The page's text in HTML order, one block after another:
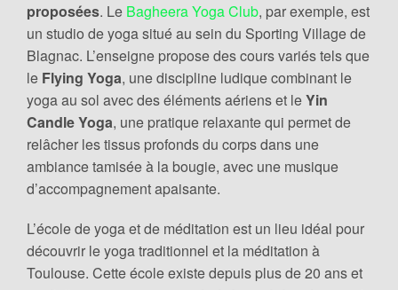
proposées. Le Bagheera Yoga Club, par exemple, est
un studio de yoga situé au sein du Sporting Village de
Blagnac. L’enseigne propose des cours variés tels que
le Flying Yoga, une discipline ludique combinant le
yoga au sol avec des éléments aériens et leYin
Candle Yoga, une pratique relaxante qui permet de
relâcher les tissus profonds du corps dans une
ambiance tamisée à la bougie, avec une musique
d’accompagnement apaisante.
L’école de yoga et de méditation est un lieu idéal pour
découvrir le yoga traditionnel et la méditation à
Toulouse. Cette école existe depuis plus de 20 ans et